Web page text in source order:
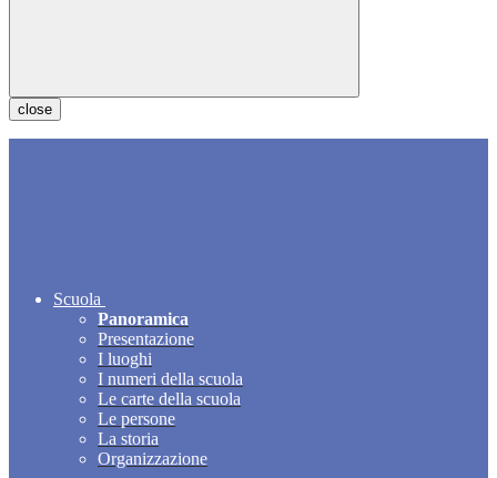
close
Scuola
Panoramica
Presentazione
I luoghi
I numeri della scuola
Le carte della scuola
Le persone
La storia
Organizzazione